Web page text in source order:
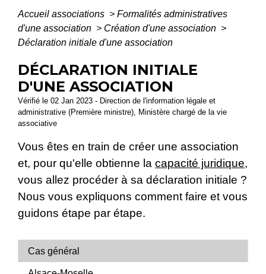
Accueil associations > Formalités administratives
d'une association > Création d'une association >
Déclaration initiale d'une association
DÉCLARATION INITIALE
D'UNE ASSOCIATION
Vérifié le 02 Jan 2023 - Direction de l'information légale et
administrative (Première ministre), Ministère chargé de la vie
associative
Vous êtes en train de créer une association
et, pour qu'elle obtienne la capacité juridique,
vous allez procéder à sa déclaration initiale ?
Nous vous expliquons comment faire et vous
guidons étape par étape.
Cas général